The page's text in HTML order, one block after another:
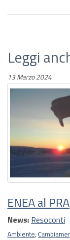
Leggi
13 Marzo 2024
ENEA al PRA
News: Resoconti
Ambiente,